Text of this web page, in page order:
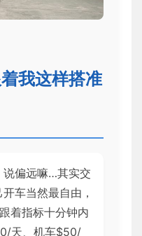
我这样搭准
说偏远嘛…其实交
车当然最自由，
着指标十分钟内
天、机车$50/